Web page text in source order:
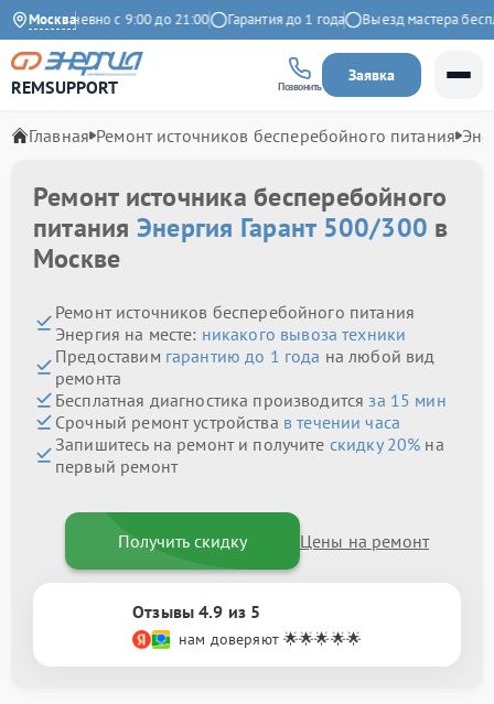
Москва
Ежедневно с 9:00 до 21:00 Гарантия до 1 года Выезд мастера
REMSUPPORT Позвонить
Заявка
Главная Ремонт источников бесперебойного питания
Ремонт источника бесперебойного
питания Энергия Гарант 500/300 в
Москве
Ремонт источников бесперебойного питания
Энергия на месте: никакого вывоза техники
Предоставим гарантию до 1 года на любой вид
ремонта
Бесплатная диагностика производитсяза 15 мин
Срочный ремонт устройства в течении часа
Запишитесь на ремонт и получите скидку 20% на
первый ремонт
Получить скидку Цены на ремонт
Отзывы 4.9 из 5
нам доверяют 🌟🌟🌟🌟🌟